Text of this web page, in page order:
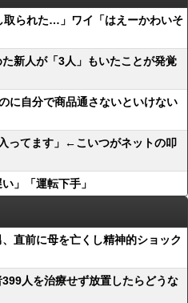
取られた…」ワイ「はえーかわいそ
新人が「3人」もいたことが発覚
に自分で商品通さないといけない
ってます」←こいつがネットの叩
」「運転下手」
直前に母を亡くし精神的ショック
399人を治療せず放置したらどうな